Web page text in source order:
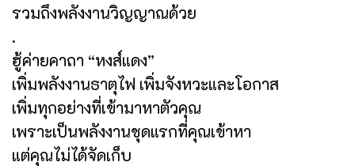
รวมถึงพลังงานวิญญาณด้วย
.
ฮู้ค่ายคาถา “หงส์แดง”
เพิ่มพลังงานธาตุไฟ เพิ่มจังหวะและโอกาส
เพิ่มทุกอย่างที่เข้ามาหาตัวคุณ
เพราะเป็นพลังงานชุดแรกที่คุณเข้าหา
แต่คุณไม่ได้จัดเก็บ